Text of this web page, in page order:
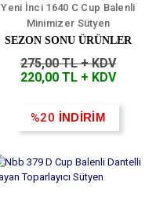
Yeni İnci 1640 C Cup Balenli
Minimizer Sütyen
SEZON SONU ÜRÜNLER
275,00 TL + KDV
220,00 TL + KDV
%20 İNDİRİM